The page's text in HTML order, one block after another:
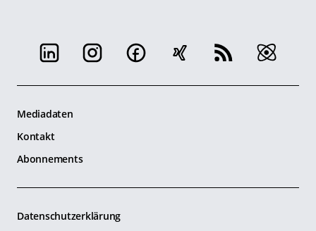
Mediadaten
Kontakt
Abonnements
Datenschutzerklärung